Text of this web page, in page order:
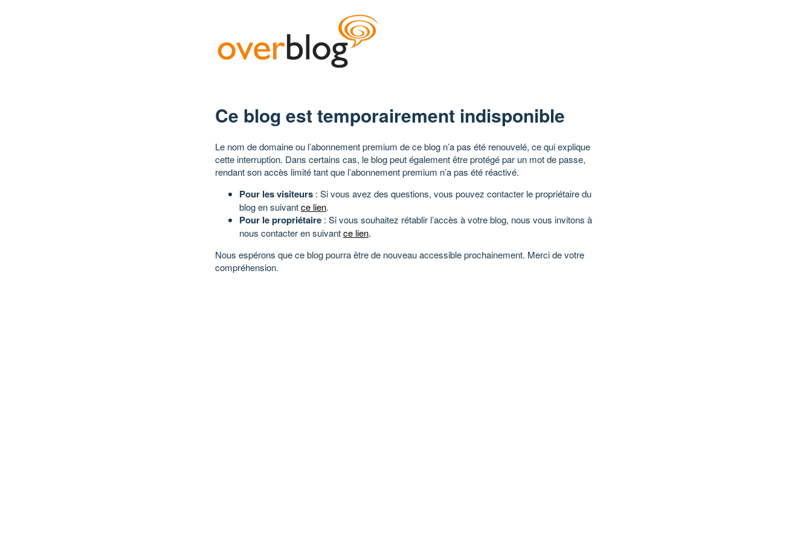
Ce blog est temporairement indisponible
Le nom de domaine ou l’abonnement premium de ce blog n’a pas été renouvelé, ce qui explique
cette interruption. Dans certains cas, le blog peut également être protégé par un mot de passe,
rendant son accès limité tant que l’abonnement premium n’a pas été réactivé.
Pour les visiteurs : Si vous avez des questions, vous pouvez contacter le propriétaire du
blog en suivantce lien.
Pour le propriétaire : Si vous souhaitez rétablir l’accès à votre blog, nous vous invitons à
nous contacter en suivantce lien.
Nous espérons que ce blog pourra être de nouveau accessible prochainement. Merci de votre
compréhension.